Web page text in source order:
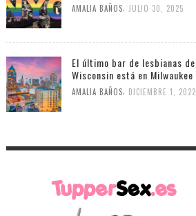
AMALIA BAÑOS JULIO 30, 2025
El último bar de lesbianas de
Wisconsin está en Milwaukee
AMALIA BAÑOS DICIEMBRE 1, 2022